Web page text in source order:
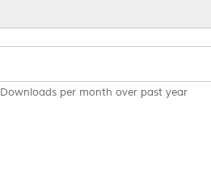
Downloads per month over past year